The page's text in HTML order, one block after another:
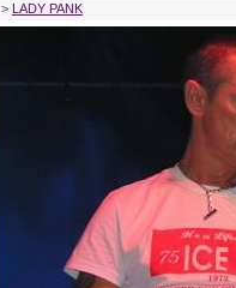
> LADY PANK